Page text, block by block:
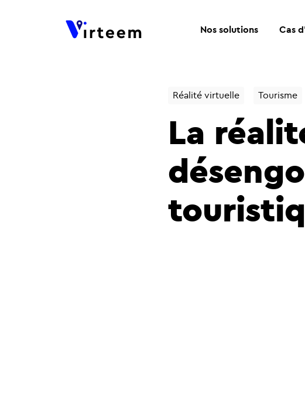
Nos solutions Cas
Réalité virtuelle Tourisme
La